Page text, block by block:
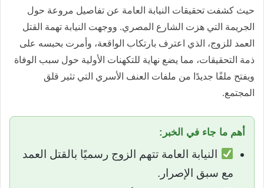
حيث كشفت تحقيقات النيابة العامة عن تفاصيل مروعة حول
الجريمة التي هزت الشارع المصري. ووجهت النيابة تهمة القتل
العمد للزوج، الذي اعترف بارتكاب الواقعة، وأمرت بحبسه على
ذمة التحقيقات، مما يضع نهاية للتكهنات الأولية حول سبب الوفاة
ويفتح ملفًا جديدًا من ملفات العنف الأسري التي تثير قلق
المجتمع.
أهم ما جاء في الخبر:
النيابة العامة تتهم الزوج رسميًا بالقتل العمد
مع سبق الإصرار.